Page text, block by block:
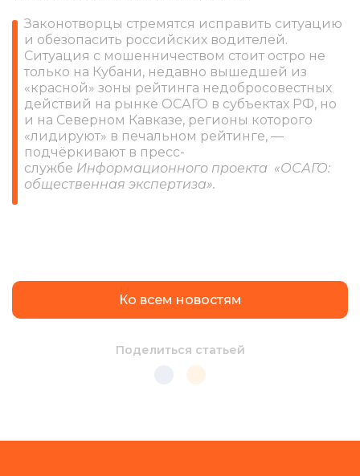
Законотворцы стремятся исправить ситуацию
и обезопасить российских водителей.
Ситуация с мошенничеством стоит остро не
только на Кубани, недавно вышедшей из
«красной» зоны рейтинга недобросовестных
действий на рынке ОСАГО в субъектах РФ, но
и на Северном Кавказе, регионы которого
«лидируют» в печальном рейтинге, —
подчёркивают в пресс-
службе Информационного проекта «ОСАГО:
общественная экспертиза».
Ко всем новостям
Поделиться статьей